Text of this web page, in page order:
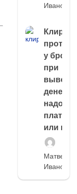
Иванов
Клиринг
у
при
выводе
денег,
надо
платить
или
Матвей
Иванов